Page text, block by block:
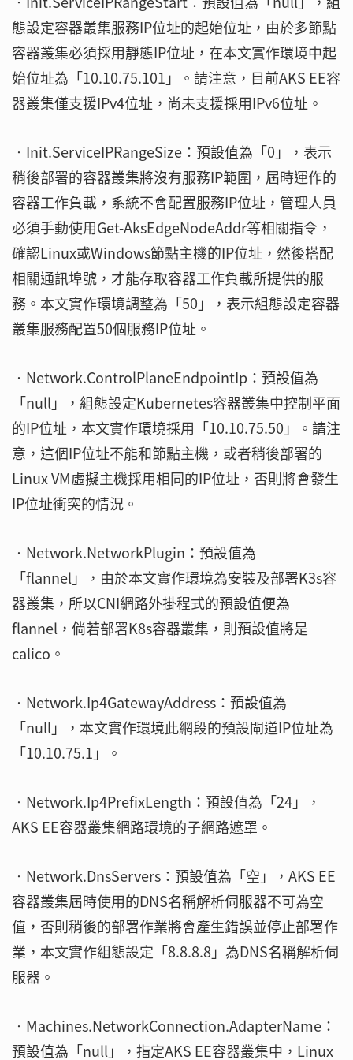
態設定容器叢集服務IP位址的起始位址，由於多節點
容器叢集必須採用靜態IP位址，在本文實作環境中起
始位址為「10.10.75.101」。請注意，目前AKS EE容
器叢集僅支援IPv4位址，尚未支援採用IPv6位址。
‧Init.ServiceIPRangeSize：預設值為「0」，表示
稍後部署的容器叢集將沒有服務IP範圍，屆時運作的
容器工作負載，系統不會配置服務IP位址，管理人員
必須手動使用Get-AksEdgeNodeAddr等相關指令，
確認Linux或Windows節點主機的IP位址，然後搭配
相關通訊埠號，才能存取容器工作負載所提供的服
務。本文實作環境調整為「50」，表示組態設定容器
叢集服務配置50個服務IP位址。
‧Network.ControlPlaneEndpointIp：預設值為
「null」，組態設定Kubernetes容器叢集中控制平面
的IP位址，本文實作環境採用「10.10.75.50」。請注
意，這個IP位址不能和節點主機，或者稍後部署的
Linux VM虛擬主機採用相同的IP位址，否則將會發生
IP位址衝突的情況。
‧Network.NetworkPlugin：預設值為
「flannel」，由於本文實作環境為安裝及部署K3s容
器叢集，所以CNI網路外掛程式的預設值便為
flannel，倘若部署K8s容器叢集，則預設值將是
calico。
‧Network.Ip4GatewayAddress：預設值為
「null」，本文實作環境此網段的預設閘道IP位址為
「10.10.75.1」。
‧Network.Ip4PrefixLength：預設值為「24」，
AKS EE容器叢集網路環境的子網路遮罩。
‧Network.DnsServers：預設值為「空」，AKS EE
容器叢集屆時使用的DNS名稱解析伺服器不可為空
值，否則稍後的部署作業將會產生錯誤並停止部署作
業，本文實作組態設定「8.8.8.8」為DNS名稱解析伺
服器。
‧Machines.NetworkConnection.AdapterName：
預設值為「null」，指定AKS EE容器叢集中，Linux